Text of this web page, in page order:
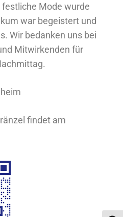
Mode wurde
war begeistert und
Wir bedanken uns bei
Mitwirkenden für
findet am